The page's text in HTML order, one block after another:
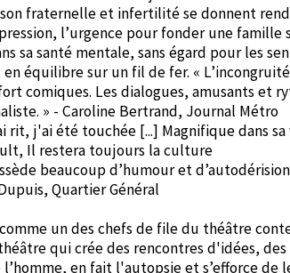
fraternelle et infertilité se donnent
l’urgence pour fonder une famille
sa santé mentale, sans égard pour les
équilibre sur un fil de fer. «
comiques. Les dialogues, amusants
» - Caroline Bertrand, Journal Métro
rit, j'ai été touchée [...] Magnifique dans
Il restera toujours la culture
beaucoup d’humour et
Quartier Général
un des chefs de file du théâtre
qui crée des rencontres d'idées,
en fait l'autopsie et s’efforce de